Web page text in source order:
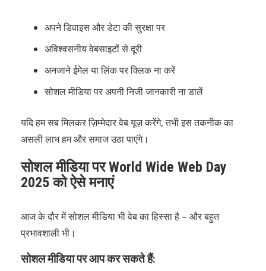
अपने डिवाइस और डेटा की सुरक्षा पर
अविश्वसनीय वेबसाइटों से दूरी
अनजाने ईमेल या लिंक पर क्लिक ना करें
सोशल मीडिया पर अपनी निजी जानकारी ना डालें
यदि हम सब मिलकर ज़िम्मेदार वेब यूज़ करेंगे, तभी इस तकनीक का
असली लाभ हम और समाज उठा पाएंगे।
सोशल मीडिया पर World Wide Web Day
2025 को ऐसे मनाएं
आज के दौर में सोशल मीडिया भी वेब का हिस्सा है – और बहुत
प्रभावशाली भी।
सोशल मीडिया पर आप कर सकते हैं: